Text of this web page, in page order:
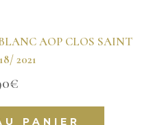
AOP CLOS SAINT
2021
€
PANIER